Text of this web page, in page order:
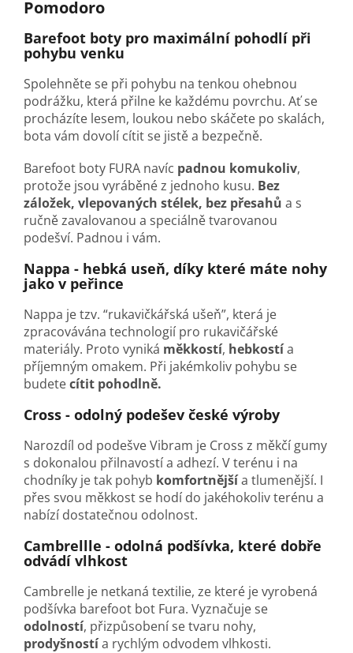
Pomodoro
Barefoot boty pro maximální pohodlí při
pohybu venku
Spolehněte se při pohybu na tenkou ohebnou
podrážku, která přilne ke každému povrchu. Ať se
procházíte lesem, loukou nebo skáčete po skalách,
bota vám dovolí cítit se jistě a bezpečně.
Barefoot boty FURA navíc padnou komukoliv,
protože jsou vyráběné z jednoho kusu. Bez
záložek, vlepovaných stélek, bez přesahů a s
ručně zavalovanou a speciálně tvarovanou
podešví. Padnou i vám.
Nappa - hebká useň, díky které máte nohy
jako v peřince
Nappa je tzv. “rukavičkářská ušeň”, která je
zpracovávána technologií pro rukavičářské
materiály. Proto vyniká měkkostí, hebkostía
příjemným omakem. Při jakémkoliv pohybu se
budetecítit pohodlně.
Cross - odolný podešev české výroby
Narozdíl od podešve Vibram je Cross z měkčí gumy
s dokonalou přilnavostí a adhezí. V terénu i na
chodníky je tak pohyb komfortnějšía tlumenější. I
přes svou měkkost se hodí do jakéhokoliv terénu a
nabízí dostatečnou odolnost.
Cambrellle - odolná podšívka, které dobře
odvádí vlhkost
Cambrelle je netkaná textilie, ze které je vyrobená
podšívka barefoot bot Fura. Vyznačuje se
odolností, přizpůsobení se tvaru nohy,
prodyšnostía rychlým odvodem vlhkosti.